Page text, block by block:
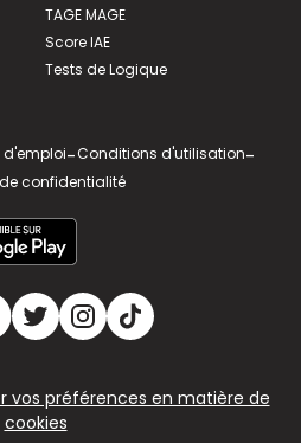
TAGE MAGE
Score IAE
Tests de Logique
d'emploi-Conditions d'utilisation-
confidentialité
vos préférences en matière de
cookies